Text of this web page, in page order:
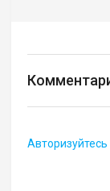
Авторизуйтесь